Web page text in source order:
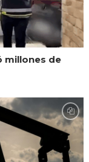
millones de